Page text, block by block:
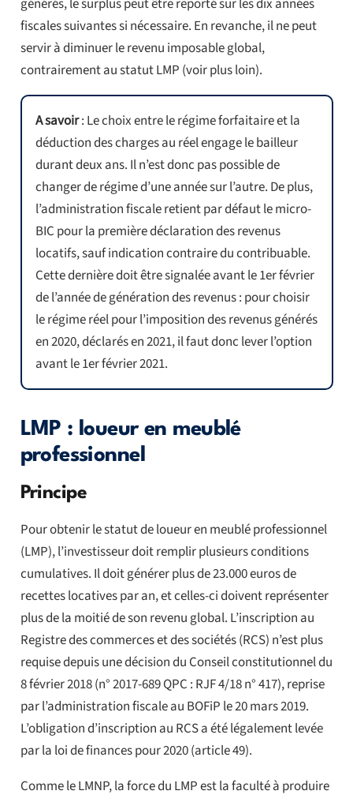
fiscales suivantes si nécessaire. En revanche, il ne peut
servir à diminuer le revenu imposable global,
contrairement au statut LMP (voir plus loin).
A savoir: Le choix entre le régime forfaitaire et la
déduction des charges au réel engage le bailleur
durant deux ans. Il n’est donc pas possible de
changer de régime d’une année sur l’autre. De plus,
l’administration fiscale retient par défaut le micro-
BIC pour la première déclaration des revenus
locatifs, sauf indication contraire du contribuable.
Cette dernière doit être signalée avant le 1er février
de l’année de génération des revenus : pour choisir
le régime réel pour l’imposition des revenus générés
en 2020, déclarés en 2021, il faut donc lever l’option
avant le 1er février 2021.
LMP : loueur en meublé
professionnel
Principe
Pour obtenir le statut de loueur en meublé professionnel
(LMP), l’investisseur doit remplir plusieurs conditions
cumulatives. Il doit générer plus de 23.000 euros de
recettes locatives par an, et celles-ci doivent représenter
plus de la moitié de son revenu global. L’inscription au
Registre des commerces et des sociétés (RCS) n’est plus
requise depuis une décision du Conseil constitutionnel du
8 février 2018 (n° 2017-689 QPC : RJF 4/18 n° 417), reprise
par l’administration fiscale au BOFiP le 20 mars 2019.
L’obligation d’inscription au RCS a été légalement levée
par la loi de finances pour 2020 (article 49).
Comme le LMNP, la force du LMP est la faculté à produire